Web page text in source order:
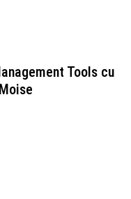
Tools cu